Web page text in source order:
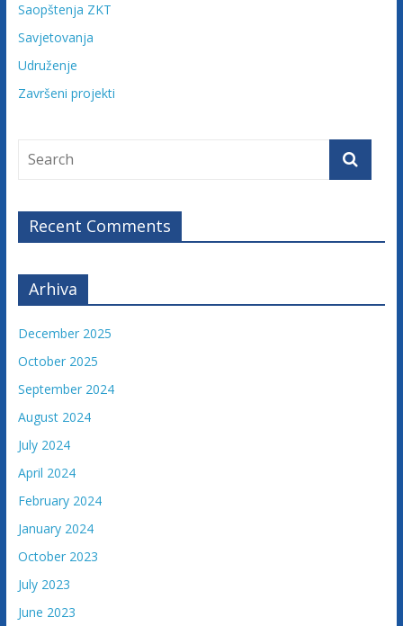
Saopštenja ZKT
Savjetovanja
Udruženje
Završeni projekti
Recent Comments
Arhiva
December 2025
October 2025
September 2024
August 2024
July 2024
April 2024
February 2024
January 2024
October 2023
July 2023
June 2023